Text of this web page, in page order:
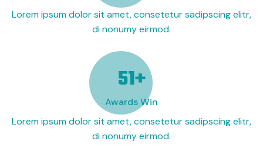
Lorem ipsum dolor sit amet, consetetur sadipscing elitr,
di nonumy eirmod.
69+
Awards Win
Lorem ipsum dolor sit amet, consetetur sadipscing elitr,
di nonumy eirmod.